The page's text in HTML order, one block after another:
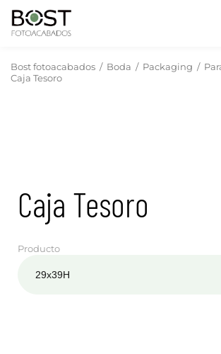
Bost fotoacabados / Boda / Packaging /
Caja Tesoro
Caja Tesoro
Producto